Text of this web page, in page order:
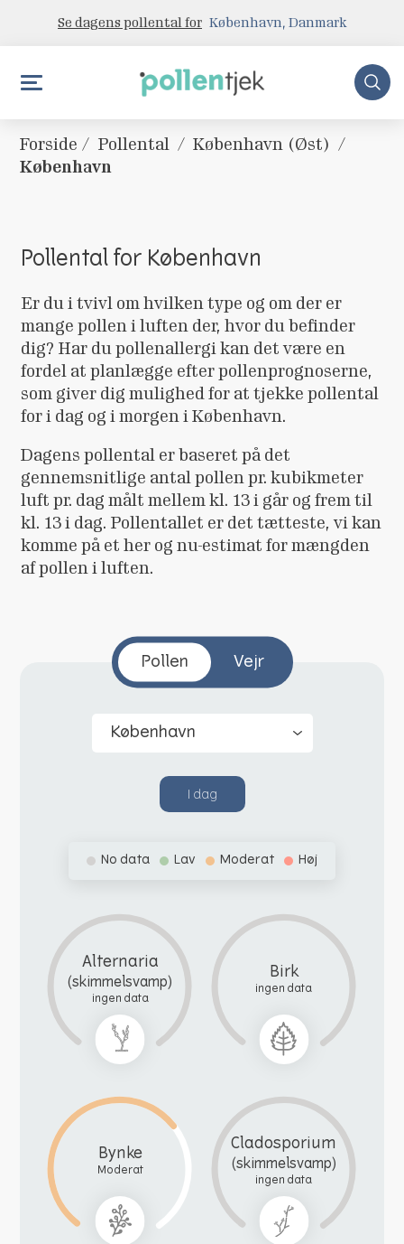
Se dagens pollental for København, Danmark
Forside / Pollental / København (Øst) /
København
Pollental for København
Er du i tvivl om hvilken type og om der er
mange pollen i luften der, hvor du befinder
dig? Har du pollenallergi kan det være en
fordel at planlægge efter pollenprognoserne,
som giver dig mulighed for at tjekke pollental
for i dag og i morgen i København.
Dagens pollental er baseret på det
gennemsnitlige antal pollen pr. kubikmeter
luft pr. dag målt mellem kl. 13 i går og frem til
kl. 13 i dag. Pollentallet er det tætteste, vi kan
komme på et her og nu-estimat for mængden
af pollen i luften.
Pollen Vejr
I dag
No data Lav Moderat Høj
Alternaria
(skimmelsvamp)
ingen data
Birk
ingen data
Bynke
Moderat
Cladosporium
(skimmelsvamp)
ingen data